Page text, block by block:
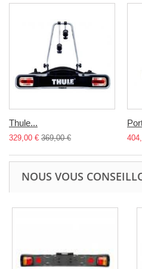
Thule...
329,00 € 369,00 €
NOUS VOUS